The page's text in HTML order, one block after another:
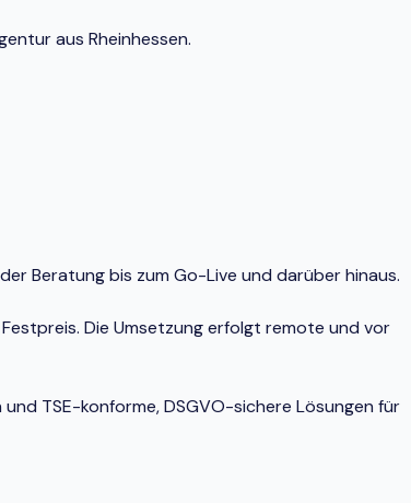
aus Rheinhessen.
Beratung bis zum Go-Live und darüber hinaus.
Die Umsetzung erfolgt remote und vor
TSE-konforme, DSGVO-sichere Lösungen für